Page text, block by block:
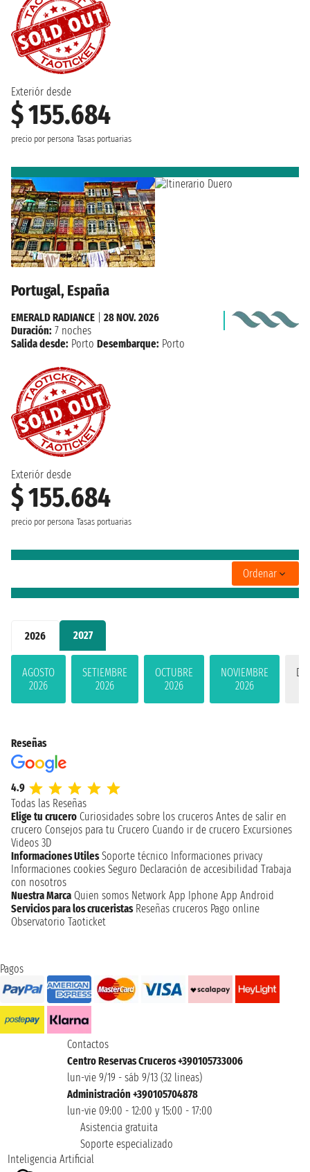
2026 2027
AGOSTO
2026
SETIEMBRE
2026
OCTUBRE
2026
NOVIEMBRE
2026
Exteriór desde
$ 155.684
precio por persona Tasas portuarias
Portugal, España
Exteriór desde
$ 155.684
precio por persona Tasas portuarias
EMERALD RADIANCE
28 NOV. 2026
Duración: 7 noches
Salida desde: Porto Desembarque: Porto
Ordenar
Reseñas
4.9
Todas las Reseñas
Elige tu crucero Curiosidades sobre los cruceros Antes de salir en
crucero Consejos para tu Crucero Cuando ir de crucero Excursiones
Videos 3D
Informaciones Utiles Soporte técnico Informaciones privacy
Informaciones cookies Seguro Declaración de accesibilidad Trabaja
con nosotros
Nuestra Marca Quien somos Network App Iphone App Android
Servicios para los cruceristas Reseñas cruceros Pago online
Observatorio Taoticket
Pagos
Contactos
Centro Reservas Cruceros +390105733006
lun-vie 9/19 - sáb 9/13 (32 lineas)
Administración +390105704878
lun-vie 09:00 - 12:00 y 15:00 - 17:00
Asistencia gratuita
Soporte especializado
Inteligencia Artificial